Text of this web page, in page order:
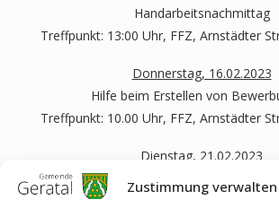
Zustimmung verwalten
Handarbeitsnachmittag
Treffpunkt: 13:00 Uhr, FFZ, Arnstädter
Donnerstag, 16.02.2023
Hilfe beim Erstellen von
Treffpunkt: 10.00 Uhr, FFZ, Arnstädter
Dienstag, 21.02.2023
Treffpunkt: 13.00 Uhr, FFZ, Arnstädter